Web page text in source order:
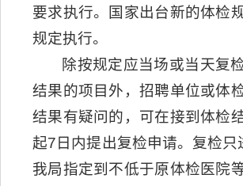
要求执行。国家出台新的体检
规定执行。
除按规定应当场或当天复
结果的项目外，招聘单位或体
结果有疑问的，可在接到体检
起7日内提出复检申请。复检只
我局指定到不低于原体检医院